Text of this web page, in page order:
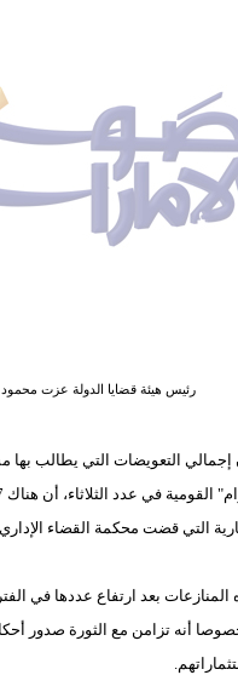
رئيس هيئة قضايا الدولة عزت
التعويضات التي يطالب
التي قضت محكمة القضاء
بعد ارتفاع عددها في
قضيتين في العام قبل ثورة 25 يناير 2011